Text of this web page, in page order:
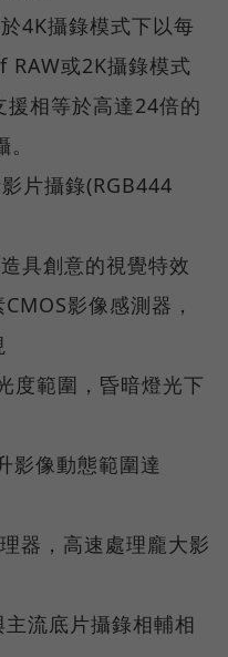
4K攝錄模式下以每
或2K攝錄模式
相等於高達24倍的
片攝錄(RGB444
具創意的視覺特效
影像感測器，
度範圍，昏暗燈光下
像動態範圍達
器，高速處理龐大影
流底片攝錄相輔相